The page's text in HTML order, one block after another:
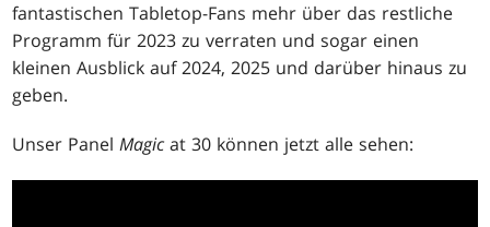
fantastischen Tabletop-Fans mehr über das restliche
Programm für 2023 zu verraten und sogar einen
kleinen Ausblick auf 2024, 2025 und darüber hinaus zu
geben.
Unser PanelMagic at 30 können jetzt alle sehen: